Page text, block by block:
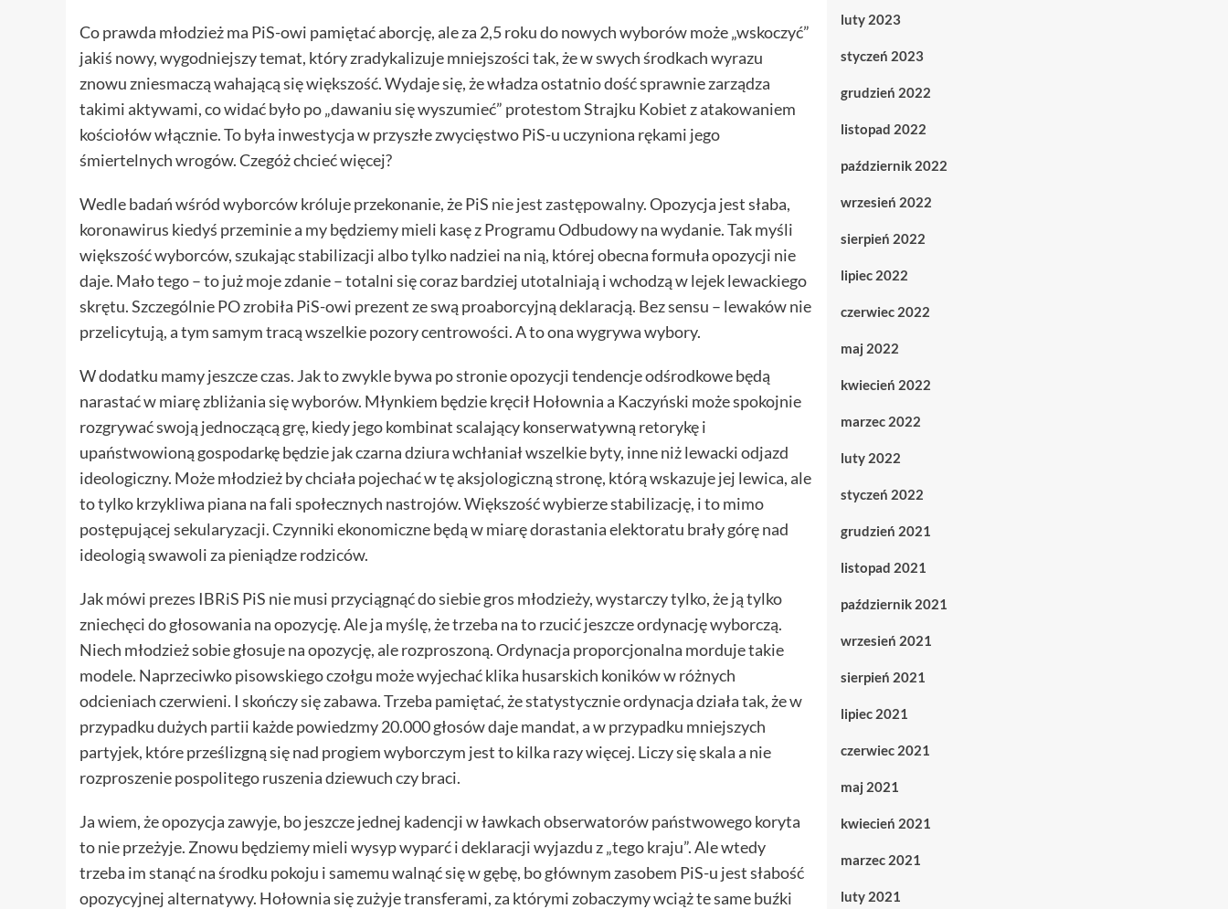
Co prawda młodzież ma PiS-owi pamiętać aborcję, ale za 2,5 roku do nowych wyborów może „wskoczyć”
jakiś nowy, wygodniejszy temat, który zradykalizuje mniejszości tak, że w swych środkach wyrazu
znowu zniesmaczą wahającą się większość. Wydaje się, że władza ostatnio dość sprawnie zarządza
takimi aktywami, co widać było po „dawaniu się wyszumieć” protestom Strajku Kobiet z atakowaniem
kościołów włącznie. To była inwestycja w przyszłe zwycięstwo PiS-u uczyniona rękami jego
śmiertelnych wrogów. Czegóż chcieć więcej?
Wedle badań wśród wyborców króluje przekonanie, że PiS nie jest zastępowalny. Opozycja jest słaba,
koronawirus kiedyś przeminie a my będziemy mieli kasę z Programu Odbudowy na wydanie. Tak myśli
większość wyborców, szukając stabilizacji albo tylko nadziei na nią, której obecna formuła opozycji nie
daje. Mało tego – to już moje zdanie – totalni się coraz bardziej utotalniają i wchodzą w lejek lewackiego
skrętu. Szczególnie PO zrobiła PiS-owi prezent ze swą proaborcyjną deklaracją. Bez sensu – lewaków nie
przelicytują, a tym samym tracą wszelkie pozory centrowości. A to ona wygrywa wybory.
W dodatku mamy jeszcze czas. Jak to zwykle bywa po stronie opozycji tendencje odśrodkowe będą
narastać w miarę zbliżania się wyborów. Młynkiem będzie kręcił Hołownia a Kaczyński może spokojnie
rozgrywać swoją jednoczącą grę, kiedy jego kombinat scalający konserwatywną retorykę i
upaństwowioną gospodarkę będzie jak czarna dziura wchłaniał wszelkie byty, inne niż lewacki odjazd
ideologiczny. Może młodzież by chciała pojechać w tę aksjologiczną stronę, którą wskazuje jej lewica, ale
to tylko krzykliwa piana na fali społecznych nastrojów. Większość wybierze stabilizację, i to mimo
postępującej sekularyzacji. Czynniki ekonomiczne będą w miarę dorastania elektoratu brały górę nad
ideologią swawoli za pieniądze rodziców.
Jak mówi prezes IBRiS PiS nie musi przyciągnąć do siebie gros młodzieży, wystarczy tylko, że ją tylko
zniechęci do głosowania na opozycję. Ale ja myślę, że trzeba na to rzucić jeszcze ordynację wyborczą.
Niech młodzież sobie głosuje na opozycję, ale rozproszoną. Ordynacja proporcjonalna morduje takie
modele. Naprzeciwko pisowskiego czołgu może wyjechać klika husarskich koników w różnych
odcieniach czerwieni. I skończy się zabawa. Trzeba pamiętać, że statystycznie ordynacja działa tak, że w
przypadku dużych partii każde powiedzmy 20.000 głosów daje mandat, a w przypadku mniejszych
partyjek, które prześlizgną się nad progiem wyborczym jest to kilka razy więcej. Liczy się skala a nie
rozproszenie pospolitego ruszenia dziewuch czy braci.
Ja wiem, że opozycja zawyje, bo jeszcze jednej kadencji w ławkach obserwatorów państwowego koryta
to nie przeżyje. Znowu będziemy mieli wysyp wyparć i deklaracji wyjazdu z „tego kraju”. Ale wtedy
trzeba im stanąć na środku pokoju i samemu walnąć się w gębę, bo głównym zasobem PiS-u jest słabość
opozycyjnej alternatywy. Hołownia się zużyje transferami, za którymi zobaczymy wciąż te same buźki
luty 2023
styczeń 2023
grudzień 2022
listopad 2022
październik 2022
wrzesień 2022
sierpień 2022
lipiec 2022
czerwiec 2022
maj 2022
kwiecień 2022
marzec 2022
luty 2022
styczeń 2022
grudzień 2021
listopad 2021
październik 2021
wrzesień 2021
sierpień 2021
lipiec 2021
czerwiec 2021
maj 2021
kwiecień 2021
marzec 2021
luty 2021